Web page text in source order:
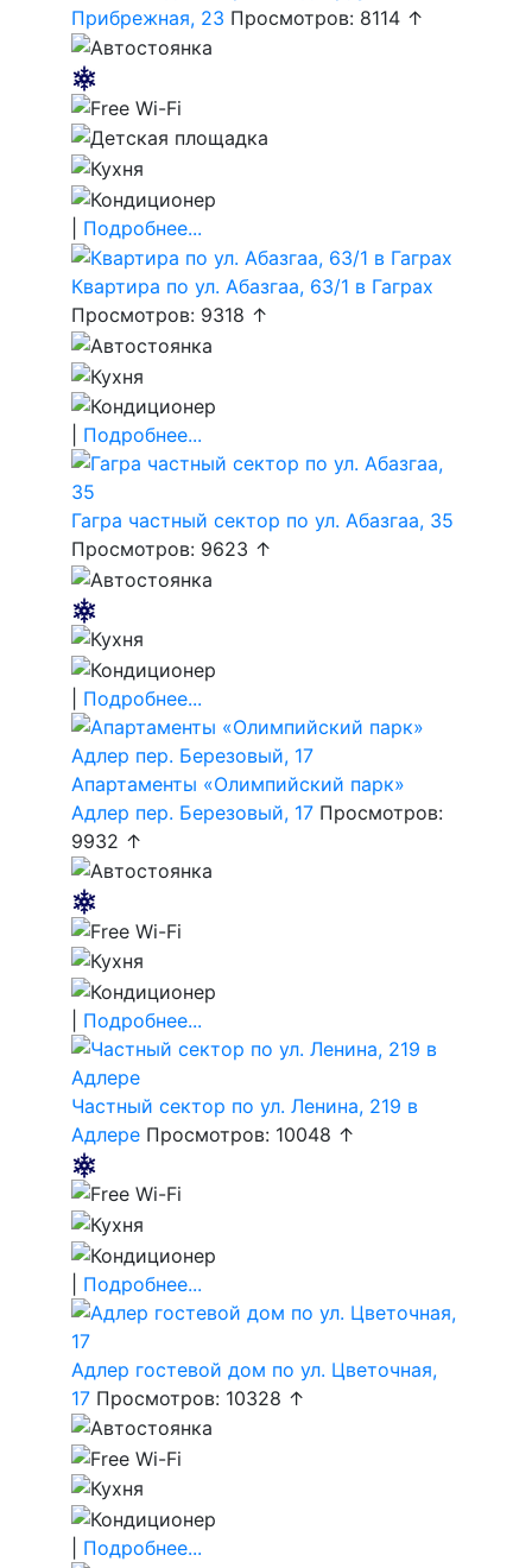
Прибрежная, 23 Просмотров: 8114 ↑
Подробнее...
Квартира по ул. Абазгаа, 63/1 в Гаграх
Просмотров: 9318 ↑
Подробнее...
Гагра частный сектор по ул. Абазгаа, 35
Просмотров: 9623 ↑
Подробнее...
Апартаменты «Олимпийский парк»
Адлер пер. Березовый, 17 Просмотров:
9932 ↑
Подробнее...
Частный сектор по ул. Ленина, 219 в
Адлере Просмотров: 10048 ↑
Подробнее...
Адлер гостевой дом по ул. Цветочная,
17 Просмотров: 10328 ↑
Подробнее...